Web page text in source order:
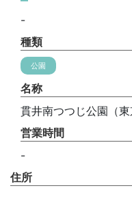
-
種類
公園
名称
貫井南つつじ公園（東
営業時間
-
住所